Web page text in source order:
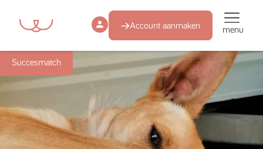
Account aanmaken menu
Succesmatch